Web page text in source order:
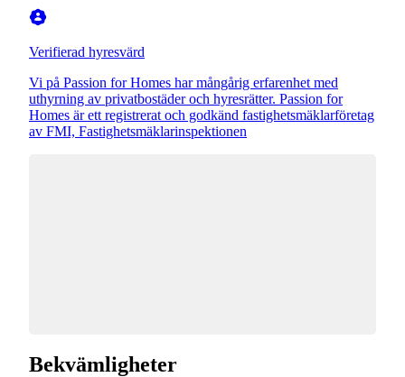
Verifierad hyresvärd
Vi på Passion for Homes har mångårig erfarenhet med
uthyrning av privatbostäder och hyresrätter. Passion for
Homes är ett registrerat och godkänd fastighetsmäklarföretag
av FMI, Fastighetsmäklarinspektionen
Bekvämligheter